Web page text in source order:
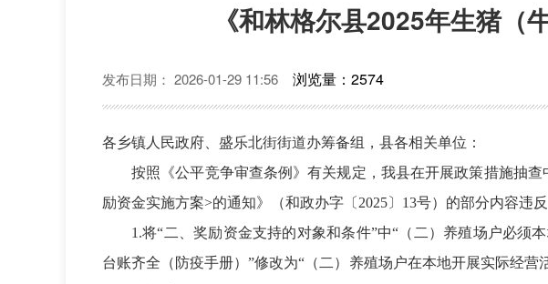
《和林格尔县2025年生猪
发布日期： 2026-01-29 11:56 浏览量：2574
各乡镇人民政府、盛乐北街街道办筹备组，县各相关单位：
按照《公平竞争审查条例》有关规定，我县在开展政策措施抽
励资金实施方案>的通知》（和政办字〔2025〕13号）的部分内容违
1.将“二、奖励资金支持的对象和条件”中“（二）养殖场户必须
台账齐全（防疫手册）”修改为“（二）养殖场户在本地开展实际经